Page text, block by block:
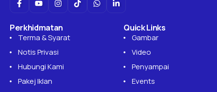
Malaysia di Stadium Nasional Bukit Jalil, Sabtu ini. Kedua-
Nabilah
May 22, 2026
239 0